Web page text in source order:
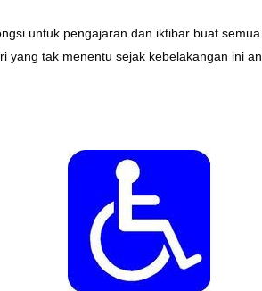
untuk pengajaran dan iktibar buat
yang tak menentu sejak kebelakangan ini